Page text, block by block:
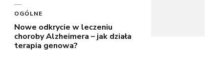
OGÓLNE
Nowe odkrycie w leczeniu
choroby Alzheimera – jak działa
terapia genowa?